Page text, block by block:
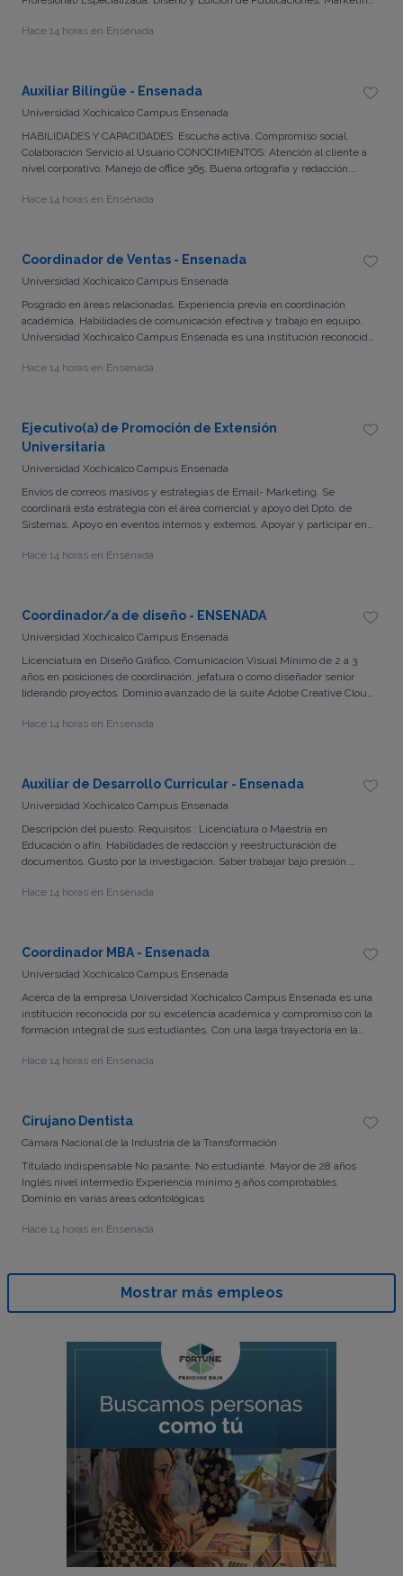
Hace 14 horas en Ensenada
Auxiliar Bilingüe - Ensenada
Universidad Xochicalco Campus Ensenada
HABILIDADES Y CAPACIDADES: Escucha activa. Compromiso social.
Colaboración Servicio al Usuario CONOCIMIENTOS: Atención al cliente a
nivel corporativo. Manejo de office 365. Buena ortografía y redacción.
Social Seguro de gastos médicos Descuentos institucionales (gym,
Hace 14 horas en Ensenada
Coordinador de Ventas - Ensenada
Universidad Xochicalco Campus Ensenada
Posgrado en áreas relacionadas. Experiencia previa en coordinación
académica. Habilidades de comunicación efectiva y trabajo en equipo.
Universidad Xochicalco Campus Ensenada es una institución reconocida
sus estudiantes. Con una larga trayectoria en la educación superior,
Ensenada, Baja California.
Hace 14 horas en Ensenada
Ejecutivo(a) de Promoción de Extensión
Universitaria
Universidad Xochicalco Campus Ensenada
Envíos de correos masivos y estrategias de Email- Marketing. Se
coordinará esta estrategia con el área comercial y apoyo del Dpto. de
Sistemas. Apoyo en eventos internos y externos. Apoyar y participar en
programa CRM. Asignar a los prospectos en las etapas correctas del
información al prospecto al momento que este se encuentre en campus
Prospección Foránea (Tecate, Rosarito). Proyectar la vinculación
empresarial en diferentes plazas del posgrado, así como buscar una
mejor captación foránea. Planificación de estrategias en el Posgrado. Se
apoyará en la implementación de un plan de ejecución (cada seis
meses) para el área comercial, dicho plan será presentado a la dirección
de posgrado. Investigación del mercado. Se analizará a nuestros
visión de la Institución.
Hace 14 horas en Ensenada
Coordinador/a de diseño - ENSENADA
Universidad Xochicalco Campus Ensenada
Licenciatura en Diseño Gráfico, Comunicación Visual Mínimo de 2 a 3
años en posiciones de coordinación, jefatura o como diseñador senior
liderando proyectos. Dominio avanzado de la suite Adobe Creative Cloud
preprensa, salidas de impresión y especificaciones técnicas para
Hace 14 horas en Ensenada
Auxiliar de Desarrollo Curricular - Ensenada
Universidad Xochicalco Campus Ensenada
Descripción del puesto: Requisitos : Licenciatura o Maestría en
Educación o afín. Habilidades de redacción y reestructuración de
documentos. Gusto por la investigación. Saber trabajar bajo presión.
Licenciatura terminada (Obligatorio) Lugar de trabajo: Empleo presencial
Hace 14 horas en Ensenada
Coordinador MBA - Ensenada
Universidad Xochicalco Campus Ensenada
Acerca de la empresa Universidad Xochicalco Campus Ensenada es una
institución reconocida por su excelencia académica y compromiso con la
formación integral de sus estudiantes. Con una larga trayectoria en la
innovador y su ambiente colaborativo que fomenta el crecimiento
coordinación académica. Habilidades de comunicación efectiva y trabajo
en equipo.
Hace 14 horas en Ensenada
Cirujano Dentista
Cámara Nacional de la Industria de la Transformación
Titulado indispensable No pasante. No estudiante. Mayor de 28 años
Inglés nivel intermedio Experiencia mínimo 5 años comprobables
Dominio en varias áreas odontológicas
Hace 14 horas en Ensenada
Mostrar más empleos